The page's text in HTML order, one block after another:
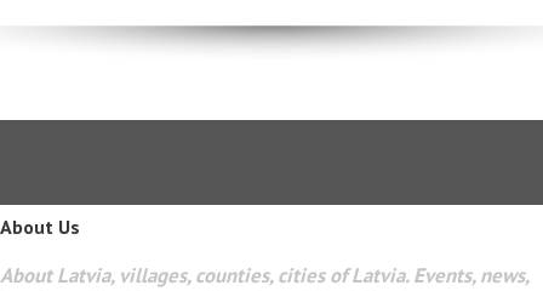
About Us
About Latvia, villages, counties, cities of Latvia. Events, news,